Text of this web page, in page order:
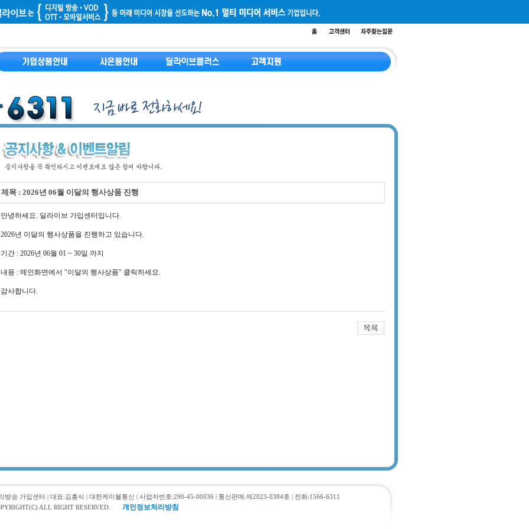
제목 : 2026년 06월 이달의 행사상품 진행
안녕하세요. 딜라이브 가입센터입니다.
2026년 이달의 행사상품을 진행하고 있습니다.
기간 : 2026년 06월 01 ~ 30일 까지
내용 : 메인화면에서 "이달의 행사상품" 클릭하세요.
감사합니다.
방송 가입센터 | 대표:김흥식 | 대한케이블통신 | 사업자번호:290-45-00036 | 통신판매:제2023-0384호 | 전화:1566-6311
ALL RIGHT RESERVED.
개인정보처리방침